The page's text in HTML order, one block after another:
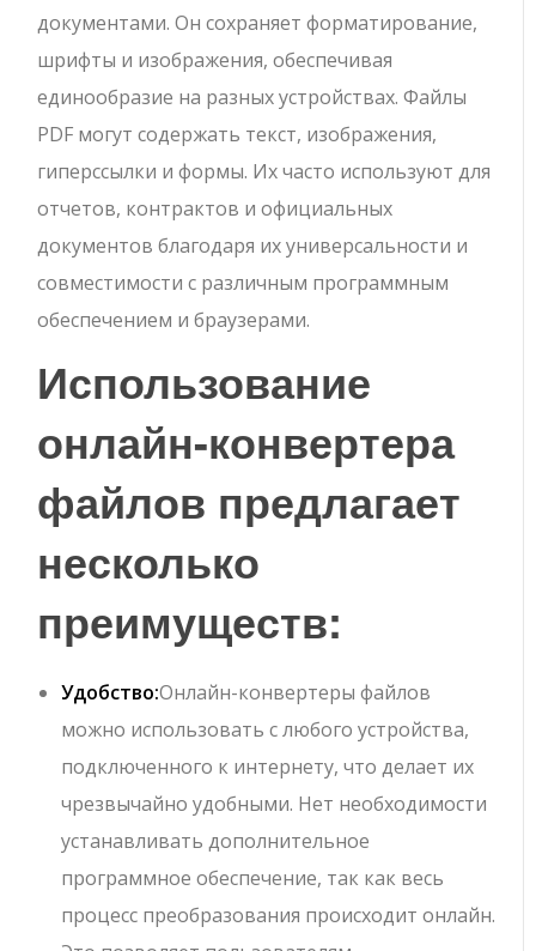
документами. Он сохраняет форматирование,
шрифты и изображения, обеспечивая
единообразие на разных устройствах. Файлы
PDF могут содержать текст, изображения,
гиперссылки и формы. Их часто используют для
отчетов, контрактов и официальных
документов благодаря их универсальности и
совместимости с различным программным
обеспечением и браузерами.
Использование
онлайн-конвертера
файлов предлагает
несколько
преимуществ:
Удобство:Онлайн-конвертеры файлов
можно использовать с любого устройства,
подключенного к интернету, что делает их
чрезвычайно удобными. Нет необходимости
устанавливать дополнительное
программное обеспечение, так как весь
процесс преобразования происходит онлайн.